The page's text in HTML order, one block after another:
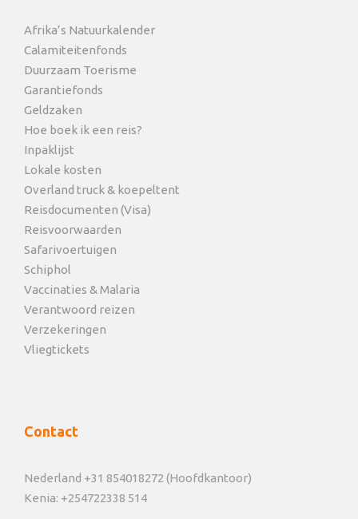
Afrika’s Natuurkalender
Calamiteitenfonds
Duurzaam Toerisme
Garantiefonds
Geldzaken
Hoe boek ik een reis?
Inpaklijst
Lokale kosten
Overland truck & koepeltent
Reisdocumenten (Visa)
Reisvoorwaarden
Safarivoertuigen
Schiphol
Vaccinaties & Malaria
Verantwoord reizen
Verzekeringen
Vliegtickets
Contact
Nederland +31 854018272 (Hoofdkantoor)
Kenia: +254722338 514